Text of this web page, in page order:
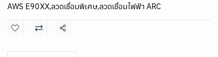
AWS E90XX,ลวดเชื่อมพิเศษ,ลวดเชื่อมไฟฟ้า ARC
แชร์